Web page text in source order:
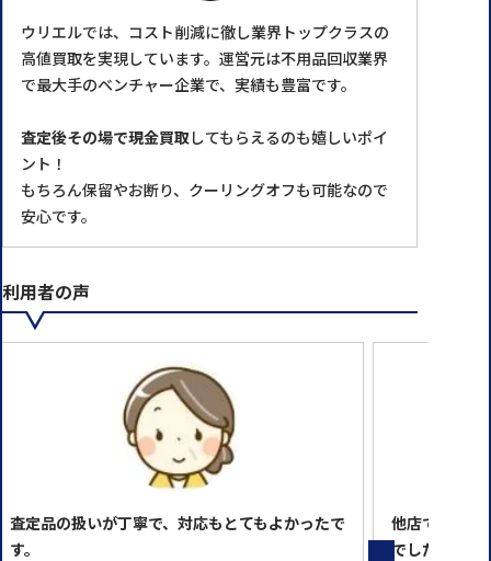
ウリエルでは、コスト削減に徹し業界トップクラスの
高値買取を実現しています。運営元は不用品回収業界
で最大手のベンチャー企業で、実績も豊富です。
査定後その場で現金買取 してもらえるのも嬉しいポイ
ント！
もちろん保留やお断り、クーリングオフも可能なので
安心です。
利用者の声
査定品の扱いが丁寧で、対応もとてもよかったで
す。
他店で買い取
でした。